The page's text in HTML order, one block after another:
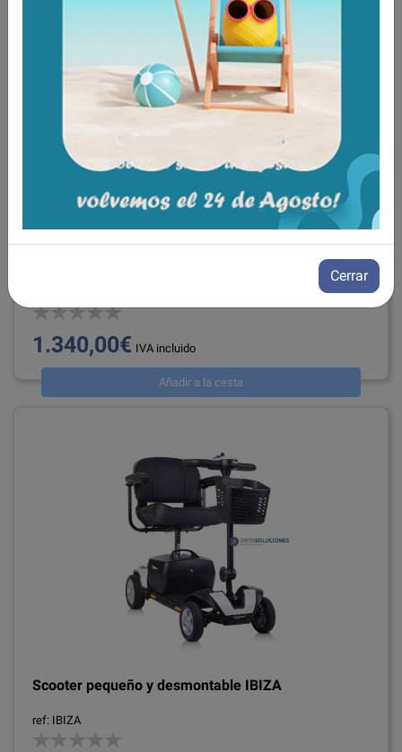
1.340,00€ IVA incluido
Añadir a la cesta
Scooter pequeño y desmontable IBIZA
ref: IBIZA
Cerrar